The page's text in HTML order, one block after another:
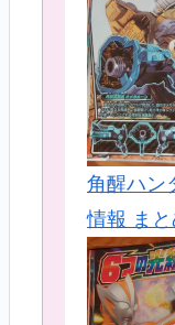
角醒ハン
情報 まと